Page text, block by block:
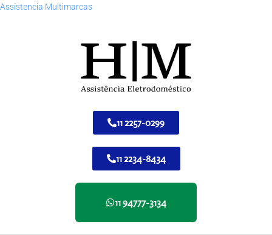
Assistencia Multimarcas
11 2257-0299
11 2234-8434
11 94777-3134